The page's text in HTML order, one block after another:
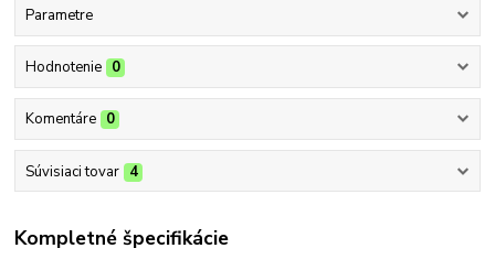
Parametre
Hodnotenie 0
Komentáre 0
Súvisiaci tovar 4
Kompletné špecifikácie